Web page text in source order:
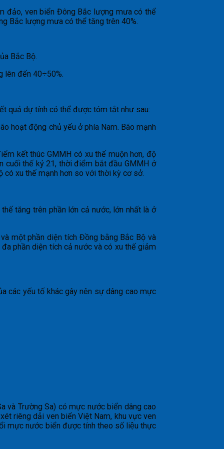
đảo, ven biển Đông Bắc lượng mưa có thể
Bắc lượng mưa có thể tăng trên 40%.
Bắc Bộ.
lên đến 40÷50%.
quả dự tính có thể được tóm tắt như sau:
hoạt động chủ yếu ở phía Nam. Bão mạnh
kết thúc GMMH có xu thế muộn hơn, độ
cuối thế kỷ 21, thời điểm bắt đầu GMMH ở
xu thế mạnh hơn so với thời kỳ cơ sở.
thế tăng trên phần lớn cả nước, lớn nhất là ở
một phần diện tích Đồng bằng Bắc Bộ và
phần diện tích cả nước và có xu thế giảm
các yếu tố khác gây nên sự dâng cao mực
và Trường Sa) có mực nước biển dâng cao
riêng dải ven biển Việt Nam, khu vực ven
mực nước biển được tính theo số liệu thực